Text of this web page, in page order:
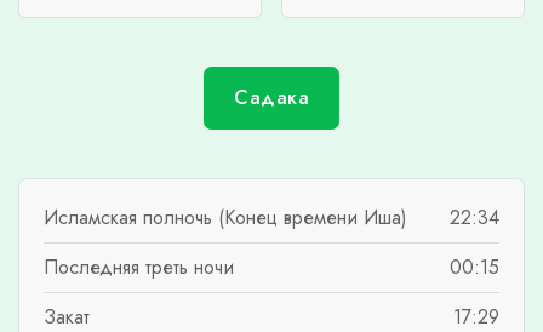
Садака
Исламская полночь (Конец времени Иша)
22:34
Последняя треть ночи
00:15
Закат
17:29